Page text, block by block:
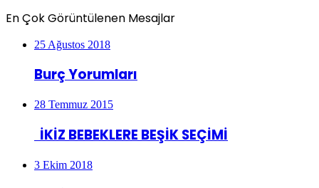
En Çok Görüntülenen Mesajlar
25 Ağustos 2018
Burç Yorumları
28 Temmuz 2015
İKİZ BEBEKLERE BEŞİK SEÇİMİ
3 Ekim 2018